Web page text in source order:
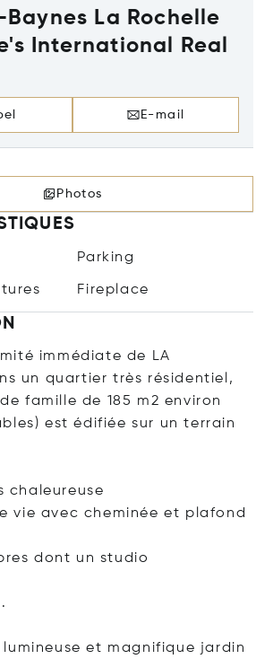
La Rochelle
International Real
E-mail
Photos
Parking
Fireplace
immédiate de LA
un quartier très résidentiel,
famille de 185 m2 environ
est édifiée sur un terrain
chaleureuse
vie avec cheminée et plafond
dont un studio
et magnifique jardin